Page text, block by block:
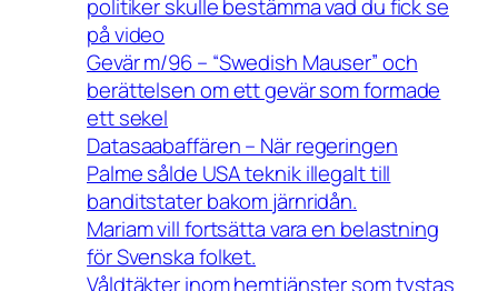
politiker skulle bestämma vad du fick se
på video
Gevär m/96 – “Swedish Mauser” och
berättelsen om ett gevär som formade
ett sekel
Datasaabaffären – När regeringen
Palme sålde USA teknik illegalt till
banditstater bakom järnridån.
Mariam vill fortsätta vara en belastning
för Svenska folket.
Våldtäkter inom hemtjänster som tystas